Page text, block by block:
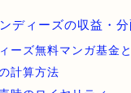
ディーズの収益・
ーズ無料マンガ基金
計算方法